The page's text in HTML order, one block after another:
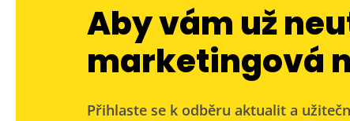
Aby vám už
marketingová
Přihlaste se k odběru aktualit a